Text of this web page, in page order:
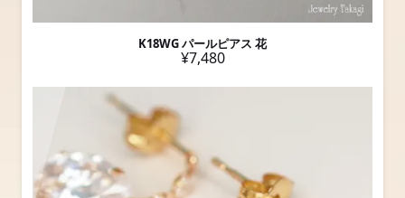
K18WG パールピアス 花
¥7,480